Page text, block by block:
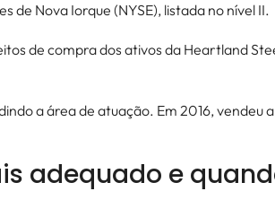
de Nova Iorque (NYSE), listada no nível II.
de compra dos ativos da Heartland
a área de atuação. Em 2016, vendeu
adequado e